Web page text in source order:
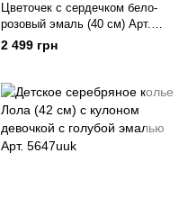
Цветочек с сердечком бело-
розовый эмаль (40 см) Арт.
5608uuk
2 499 грн